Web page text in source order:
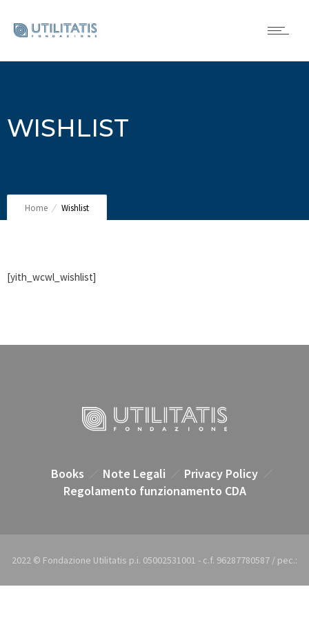
WISHLIST
Home Wishlist
[yith_wcwl_wishlist]
Books Note Legali
Privacy Policy
Regolamento funzionamento CDA
2022 © Fondazione Utilitatis p.i. 05002531001 - c.f. 96287780587 / pec.: